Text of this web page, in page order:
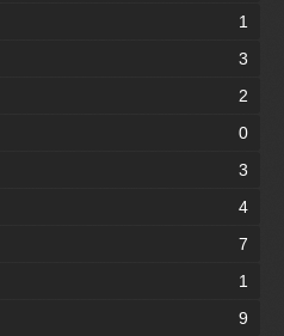
1
3
2
0
3
4
7
1
9